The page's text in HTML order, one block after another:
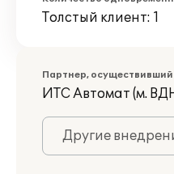
Толстый клиент: 1
Партнер,
ИТС Автомат (м.
Другие